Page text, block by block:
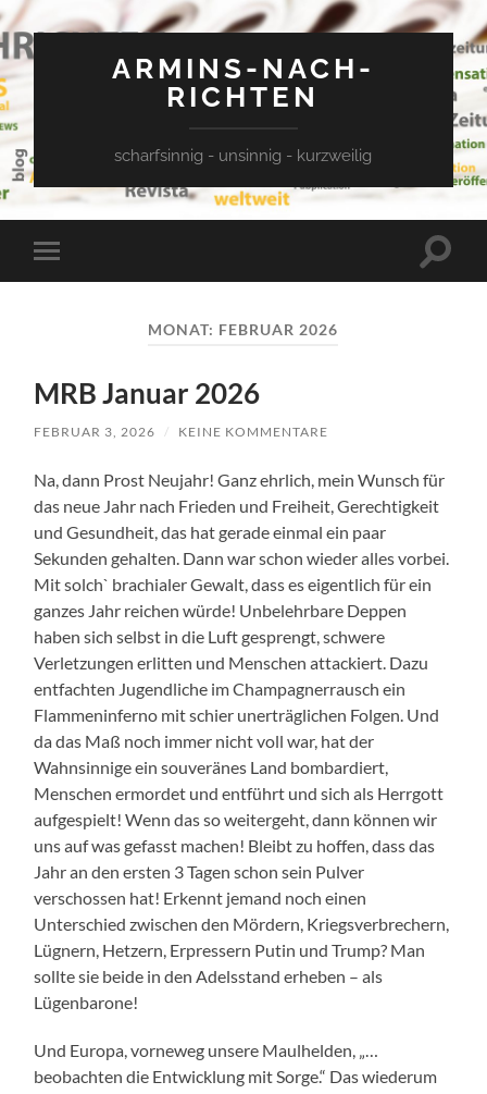
ARMINS-NACH-
RICHTEN
scharfsinnig - unsinnig - kurzweilig
Mobile-
Menü
MONAT: FEBRUAR 2026
MRB Januar 2026
FEBRUAR 3, 2026 / KEINE KOMMENTARE
Na, dann Prost Neujahr! Ganz ehrlich, mein Wunsch für
das neue Jahr nach Frieden und Freiheit, Gerechtigkeit
und Gesundheit, das hat gerade einmal ein paar
Sekunden gehalten. Dann war schon wieder alles vorbei.
Mit solch` brachialer Gewalt, dass es eigentlich für ein
ganzes Jahr reichen würde! Unbelehrbare Deppen
haben sich selbst in die Luft gesprengt, schwere
Verletzungen erlitten und Menschen attackiert. Dazu
entfachten Jugendliche im Champagnerrausch ein
Flammeninferno mit schier unerträglichen Folgen. Und
da das Maß noch immer nicht voll war, hat der
Wahnsinnige ein souveränes Land bombardiert,
Menschen ermordet und entführt und sich als Herrgott
aufgespielt! Wenn das so weitergeht, dann können wir
uns auf was gefasst machen! Bleibt zu hoffen, dass das
Jahr an den ersten 3 Tagen schon sein Pulver
verschossen hat! Erkennt jemand noch einen
Unterschied zwischen den Mördern, Kriegsverbrechern,
Lügnern, Hetzern, Erpressern Putin und Trump? Man
sollte sie beide in den Adelsstand erheben – als
Lügenbarone!
Und Europa, vorneweg unsere Maulhelden, „…
beobachten die Entwicklung mit Sorge.“ Das wiederum